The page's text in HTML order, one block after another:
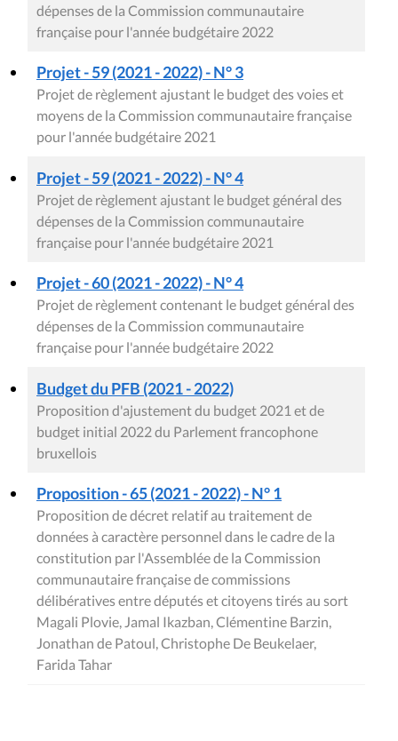
dépenses de la Commission communautaire
française pour l'année budgétaire 2022
Projet - 59 (2021 - 2022) - N° 3
Projet de règlement ajustant le budget des voies et
moyens de la Commission communautaire française
pour l'année budgétaire 2021
Projet - 59 (2021 - 2022) - N° 4
Projet de règlement ajustant le budget général des
dépenses de la Commission communautaire
française pour l'année budgétaire 2021
Projet - 60 (2021 - 2022) - N° 4
Projet de règlement contenant le budget général des
dépenses de la Commission communautaire
française pour l'année budgétaire 2022
Budget du PFB (2021 - 2022)
Proposition d'ajustement du budget 2021 et de
budget initial 2022 du Parlement francophone
bruxellois
Proposition - 65 (2021 - 2022) - N° 1
Proposition de décret relatif au traitement de
données à caractère personnel dans le cadre de la
constitution par l'Assemblée de la Commission
communautaire française de commissions
délibératives entre députés et citoyens tirés au sort
Magali Plovie, Jamal Ikazban, Clémentine Barzin,
Jonathan de Patoul, Christophe De Beukelaer,
Farida Tahar